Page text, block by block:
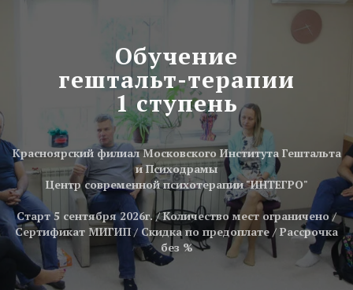
Обучение
гештальт-терапии
1 ступень
Красноярский филиал Московского Института Гештальта
и Психодрамы
Центр современной психотерапии "ИНТЕГРО"
Старт 5 сентября 2026г. / Количество мест ограничено /
Сертификат МИГИП / Скидка по предоплате / Рассрочка
без %